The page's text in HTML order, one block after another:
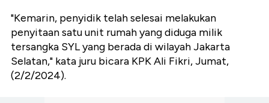
"Kemarin, penyidik telah selesai melakukan
penyitaan satu unit rumah yang diduga milik
tersangka SYL yang berada di wilayah Jakarta
Selatan," kata juru bicara KPK Ali Fikri, Jumat,
(2/2/2024).